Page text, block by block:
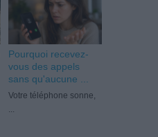
Pourquoi recevez-
vous des appels
sans qu'aucune ...
Votre téléphone sonne,
...